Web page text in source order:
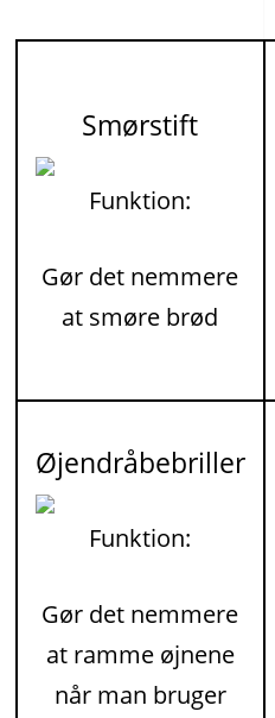
Smørstift
Funktion:
Gør det nemmere
at smøre brød
Øjendråbebriller
Funktion:
Gør det nemmere
at ramme øjnene
når man bruger